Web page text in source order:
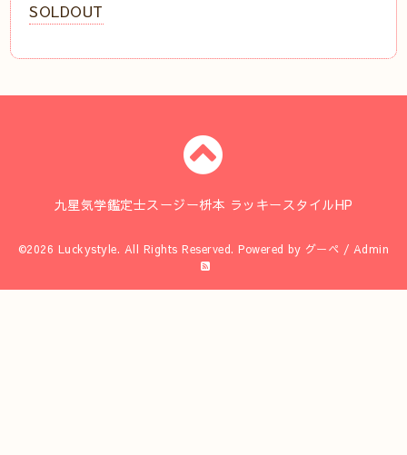
SOLDOUT
九星気学鑑定士スージー枡本 ラッキースタイルHP
©2026 Luckystyle. All Rights Reserved. Powered by グーペ / Admin